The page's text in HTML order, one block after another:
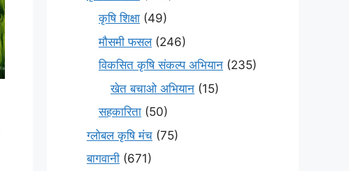
कृषि शिक्षा (49)
मौसमी फसल(246)
विकसित कृषि संकल्प अभियान (235)
खेत बचाओ अभियान (15)
सहकारिता (50)
ग्लोबल कृषि मंच (75)
बागवानी (671)